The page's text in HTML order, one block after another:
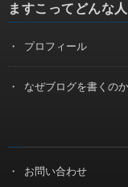
ますこってどんな
プロフィール
なぜブログを書くの
お問い合わせ